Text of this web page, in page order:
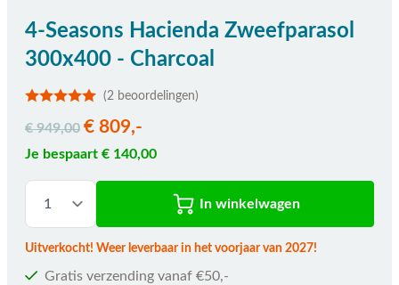
4-Seasons Hacienda Zweefparasol
300x400 - Charcoal
(2 beoordelingen)
€ 949,00 € 809,-
Je bespaart € 140,00
In winkelwagen
Uitverkocht! Weer leverbaar in het voorjaar van 2027!
Gratis verzending vanaf €50,-